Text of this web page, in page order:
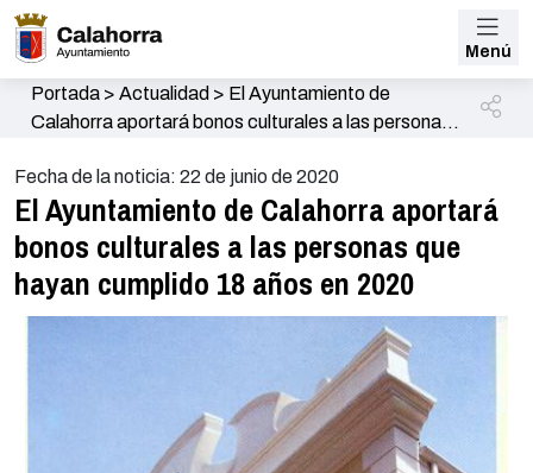
Menú
Portada> Actualidad > El Ayuntamiento de
Calahorra aportará bonos culturales a las personas
Fecha de la noticia: 22 de junio de 2020
El Ayuntamiento de Calahorra aportará
bonos culturales a las personas que
hayan cumplido 18 años en 2020